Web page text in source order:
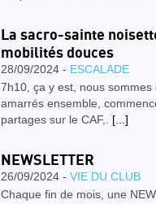
La sacro-sainte
mobilités douces
28/09/2024 - ESCALADE
7h10, ça y est, nous
amarrés ensemble,
partages sur le CAF,. [...]
NEWSLETTER
26/09/2024 - VIE DU CLUB
Chaque fin de mois, une